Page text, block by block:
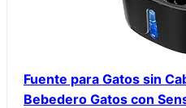
Fuente para Gatos sin
Bebedero Gatos con